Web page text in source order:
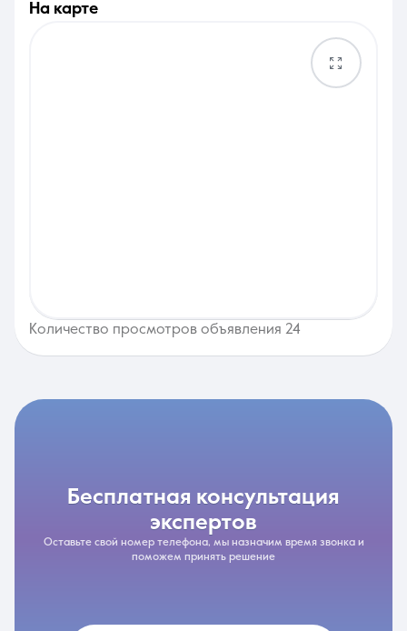
на карте
Количество просмотров объявления 24
бесплатная консультация
экспертов
Оставьте свой номер телефона, мы назначим время звонка и
поможем принять решение